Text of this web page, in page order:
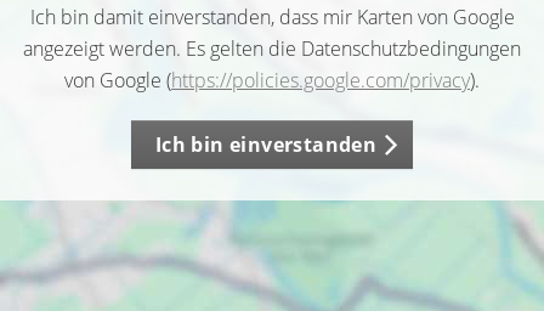
Ich bin damit einverstanden, dass mir Karten von Google
angezeigt werden. Es gelten die Datenschutzbedingungen
von Google (https://policies.google.com/privacy).
Ich bin einverstanden